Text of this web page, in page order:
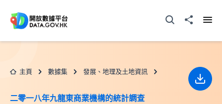
打開搜尋器分享至
主頁 數據集 發展、地理及土地資訊
二零一八年九龍東商業機構的統計調查
下載